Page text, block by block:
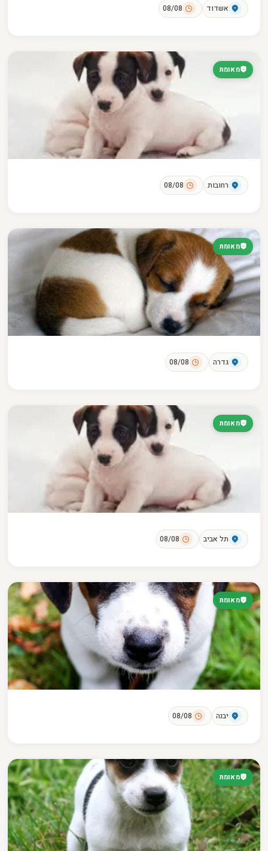
אשדוד 08/08
מאומת
רחובות 08/08
מאומת
גדרה 08/08
מאומת
תל אביב 08/08
מאומת
יבנה 08/08
מאומת